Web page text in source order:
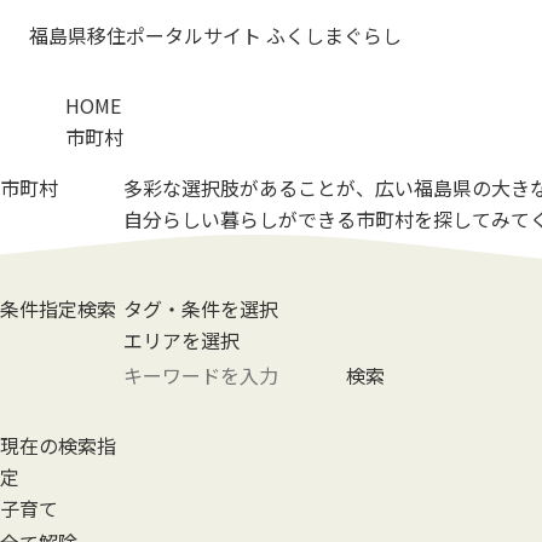
福島県移住ポータルサイト ふくしまぐらし
HOME
市町村
市町村
多彩な選択肢があることが、 広い福島県の大き
自分らしい暮らしができる市町村を探してみて
条件指定検索 タグ・条件を選択
エリアを選択
検索
現在の検索指
定
子育て